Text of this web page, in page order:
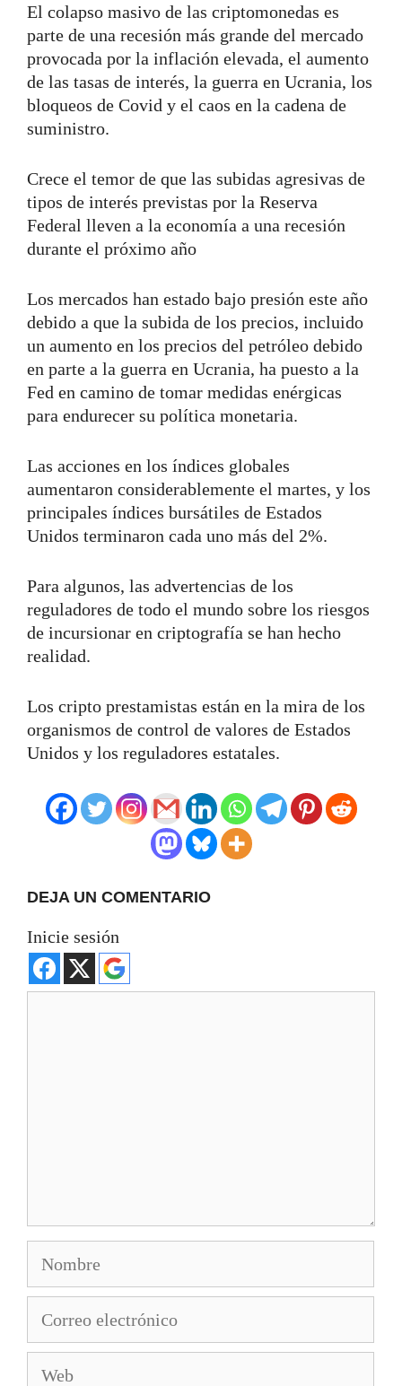
El colapso masivo de las criptomonedas es
parte de una recesión más grande del mercado
provocada por la inflación elevada, el aumento
de las tasas de interés, la guerra en Ucrania, los
bloqueos de Covid y el caos en la cadena de
suministro.
Crece el temor de que las subidas agresivas de
tipos de interés previstas por la Reserva
Federal lleven a la economía a una recesión
durante el próximo año
Los mercados han estado bajo presión este año
debido a que la subida de los precios, incluido
un aumento en los precios del petróleo debido
en parte a la guerra en Ucrania, ha puesto a la
Fed en camino de tomar medidas enérgicas
para endurecer su política monetaria.
Las acciones en los índices globales
aumentaron considerablemente el martes, y los
principales índices bursátiles de Estados
Unidos terminaron cada uno más del 2%.
Para algunos, las advertencias de los
reguladores de todo el mundo sobre los riesgos
de incursionar en criptografía se han hecho
realidad.
Los cripto prestamistas están en la mira de los
organismos de control de valores de Estados
Unidos y los reguladores estatales.
DEJA UN COMENTARIO
Inicie sesión
electrónico